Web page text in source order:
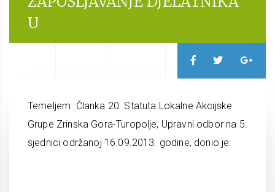
U
Temeljem Članka 20. Statuta Lokalne Akcijske
Grupe Zrinska Gora-Turopolje, Upravni odbor na 5.
sjednici održanoj 16.09.2013. godine, donio je: